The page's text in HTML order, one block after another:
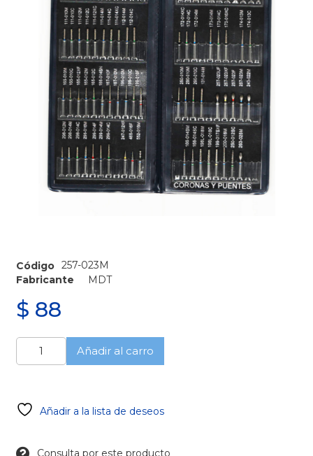
Código 257-023M
Fabricante
MDT
$ 88
Diamante
cantidad
Añadir al carro
Añadir a la lista de deseos
Consulta por este producto